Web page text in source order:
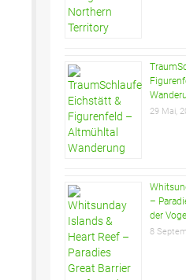
29 Mai,
–
der
8